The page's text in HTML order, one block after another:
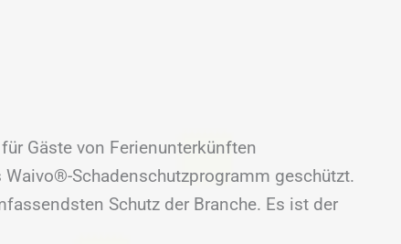
Gäste von Ferienunterkünften
Waivo®-Schadenschutzprogramm geschützt.
Schutz der Branche. Es ist der